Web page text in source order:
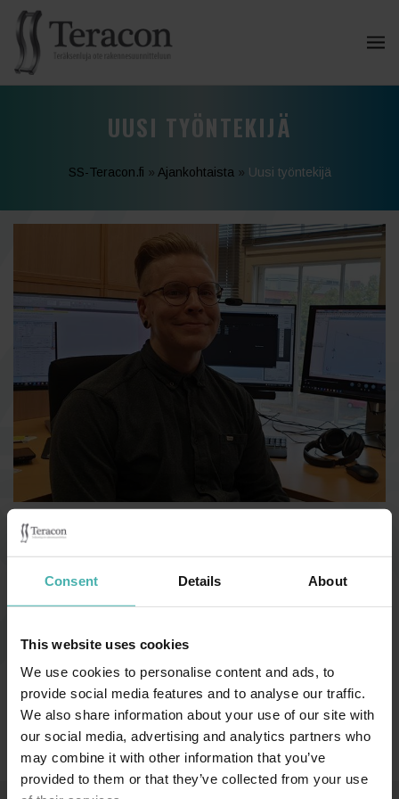
Consent Details About
This website uses cookies
We use cookies to personalise content and ads, to
provide social media features and to analyse our traffic.
We also share information about your use of our site with
our social media, advertising and analytics partners who
may combine it with other information that you’ve
provided to them or that they’ve collected from your use
UUSI TYÖNTEKIJÄ
SS-Teracon.fi » Ajankohtaista » Uusi työntekijä
Teracon sai uuden vahvistuksen, kun Remo Karkkulainen aloitti
työt Tampereen toimistolla syyskuussa.
Toivotamme hänet lämpimästi tervetulleeksi joukkoomme!